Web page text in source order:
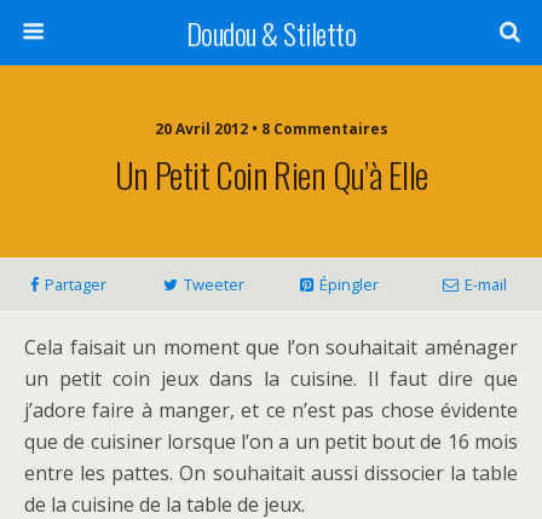
Doudou & Stiletto
20 Avril 2012 • 8 Commentaires
Un Petit Coin Rien Qu’à Elle
Partager Tweeter Épingler E-mail
Cela faisait un moment que l’on souhaitait aménager
un petit coin jeux dans la cuisine. Il faut dire que
j’adore faire à manger, et ce n’est pas chose évidente
que de cuisiner lorsque l’on a un petit bout de 16 mois
entre les pattes. On souhaitait aussi dissocier la table
de la cuisine de la table de jeux.